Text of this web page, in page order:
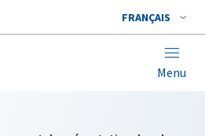
FRANÇAIS
Menu